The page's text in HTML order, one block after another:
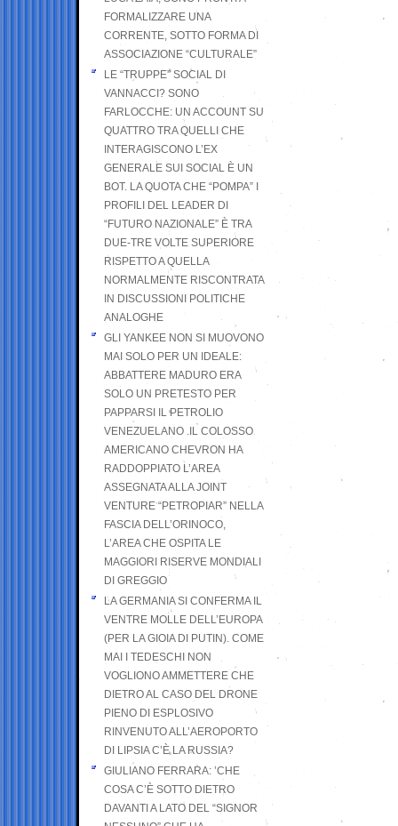
FORMALIZZARE UNA
CORRENTE, SOTTO FORMA DI
ASSOCIAZIONE “CULTURALE”
LE “TRUPPE” SOCIAL DI
VANNACCI? SONO
FARLOCCHE: UN ACCOUNT SU
QUATTRO TRA QUELLI CHE
INTERAGISCONO L’EX
GENERALE SUI SOCIAL È UN
BOT. LA QUOTA CHE “POMPA” I
PROFILI DEL LEADER DI
“FUTURO NAZIONALE” È TRA
DUE-TRE VOLTE SUPERIORE
RISPETTO A QUELLA
NORMALMENTE RISCONTRATA
IN DISCUSSIONI POLITICHE
ANALOGHE
GLI YANKEE NON SI MUOVONO
MAI SOLO PER UN IDEALE:
ABBATTERE MADURO ERA
SOLO UN PRETESTO PER
PAPPARSI IL PETROLIO
VENEZUELANO .IL COLOSSO
AMERICANO CHEVRON HA
RADDOPPIATO L’AREA
ASSEGNATA ALLA JOINT
VENTURE “PETROPIAR” NELLA
FASCIA DELL’ORINOCO,
L’AREA CHE OSPITA LE
MAGGIORI RISERVE MONDIALI
DI GREGGIO
LA GERMANIA SI CONFERMA IL
VENTRE MOLLE DELL’EUROPA
(PER LA GIOIA DI PUTIN). COME
MAI I TEDESCHI NON
VOGLIONO AMMETTERE CHE
DIETRO AL CASO DEL DRONE
PIENO DI ESPLOSIVO
RINVENUTO ALL’AEROPORTO
DI LIPSIA C’È LA RUSSIA?
GIULIANO FERRARA: ’CHE
COSA C’È SOTTO DIETRO
DAVANTI A LATO DEL “SIGNOR